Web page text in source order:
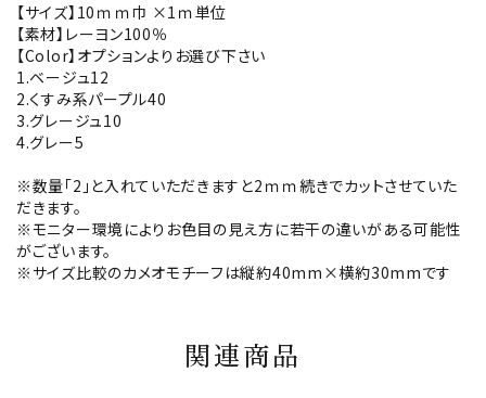
【サイズ】10ｍｍ巾 ×1ｍ単位
【素材】レーヨン100％
【Color】オプションよりお選び下さい
1.ベージュ12
2.くすみ系パープル40
3.グレージュ10
4.グレー5
※数量「2」と入れていただきますと2ｍｍ続きでカットさせていた
だきます。
※モニター環境によりお色目の見え方に若干の違いがある可能性
がございます。
※サイズ比較のカメオモチーフは縦約40mm×横約30mmです
関連商品